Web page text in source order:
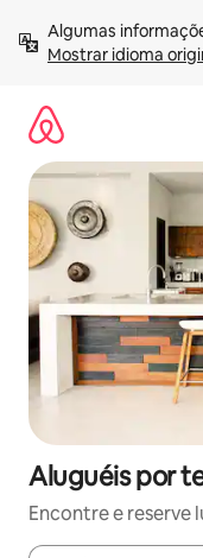
para
Mostrar idioma
Aluguéis por
Encontre e reserve